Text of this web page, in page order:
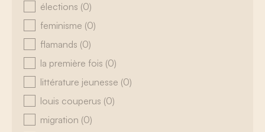
élections (0)
feminisme (0)
flamands (0)
la première fois (0)
littérature jeunesse (0)
louis couperus (0)
migration (0)